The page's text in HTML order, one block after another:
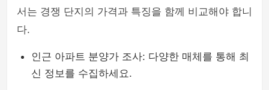
서는 경쟁 단지의 가격과 특징을 함께 비교해야 합니
다.
인근 아파트 분양가 조사: 다양한 매체를 통해 최
신 정보를 수집하세요.